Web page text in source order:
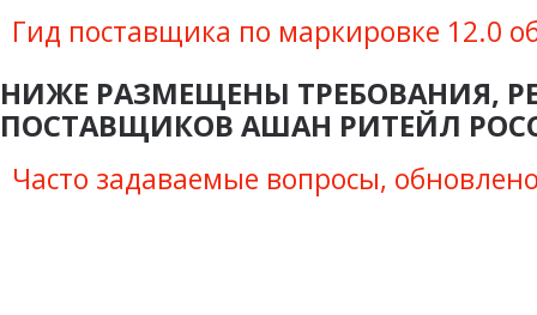
Гид поставщика по маркировке 12.0
НИЖЕ РАЗМЕЩЕНЫ ТРЕБОВАНИЯ,
ПОСТАВЩИКОВ АШАН РИТЕЙЛ
Часто задаваемые вопросы,